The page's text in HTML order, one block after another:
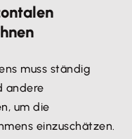
muss ständig
andere
um die
einzuschätzen.